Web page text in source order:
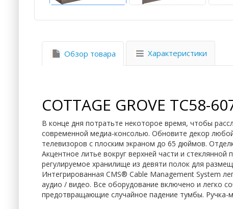
Обзор товара Характеристики
COTTAGE GROVE TC58-
В конце дня потратьте некоторое время, чтобы
современной медиа-консолью. Обновите декор
телевизоров с плоским экраном до 65 дюймов.
Акцентное литье вокруг верхней части и
регулируемое хранилище из девяти полок для
Интегрированная CMS® Cable Management System
аудио / видео. Все оборудование включено и легко
предотвращающие случайное падение тумбы. Ручка-